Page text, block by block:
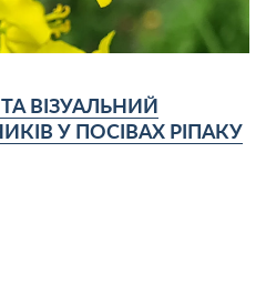
ВІЗУАЛЬНИЙ
У ПОСІВАХ РІПАКУ